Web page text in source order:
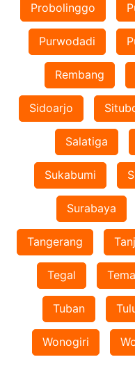
Probolinggo
Purwodadi
Rembang
Sidoarjo
Salatiga
Sukabumi
Surabaya
Tangerang
Tegal
Tuban
Wonogiri